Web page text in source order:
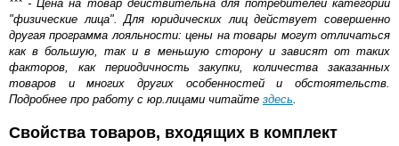
*** - Цена на товар действительна для потребителей категории
"физические лица". Для юридических лиц действует совершенно
другая программа лояльности: цены на товары могут отличаться
как в большую, так и в меньшую сторону и зависят от таких
факторов, как периодичность закупки, количества заказанных
товаров и многих других особенностей и обстоятельств.
Подробнее про работу с юр.лицами читайте здесь.
Свойства товаров, входящих в комплект